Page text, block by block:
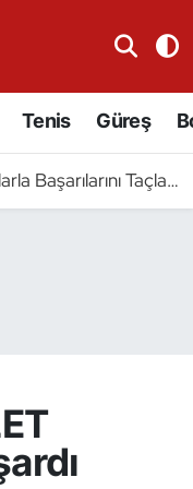
Tenis Güreş
Taçlandırdı